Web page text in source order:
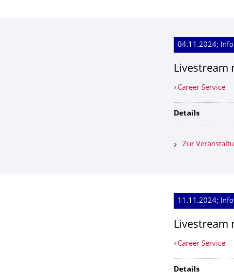
04.11.2024;
Livestream
Career Service
Details
Zur
11.11.2024;
Livestream
Career Service
Details